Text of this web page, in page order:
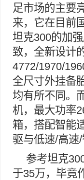
足市场的主要
来，它在目前
坦克300的加
致，全新设计
4772/1970/
全尺寸外挂备
均有所不同。
机，最大功率
箱，搭配智能
驱与低速/高速/
参考坦克
于35万，毕竟